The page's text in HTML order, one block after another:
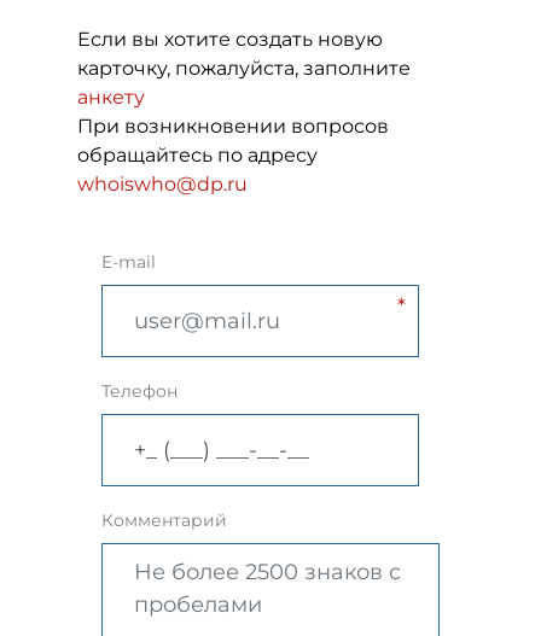
Если вы хотите создать новую
карточку, пожалуйста, заполните
анкету
При возникновении вопросов
обращайтесь по адресу
whoiswho@dp.ru
E-mail
Телефон
Комментарий